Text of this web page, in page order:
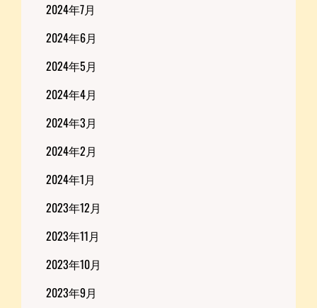
2024年7月
2024年6月
2024年5月
2024年4月
2024年3月
2024年2月
2024年1月
2023年12月
2023年11月
2023年10月
2023年9月